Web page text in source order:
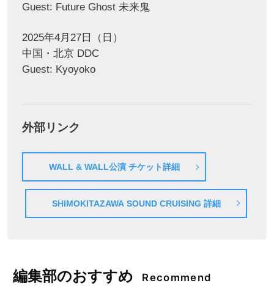
Guest: Future Ghost 未来鬼
2025年4月27日（日）
中国・北京 DDC
Guest: Kyoyoko
外部リンク
WALL & WALL公演 チケット詳細
SHIMOKITAZAWA SOUND CRUISING 詳細
編集部のおすすめ Recommend